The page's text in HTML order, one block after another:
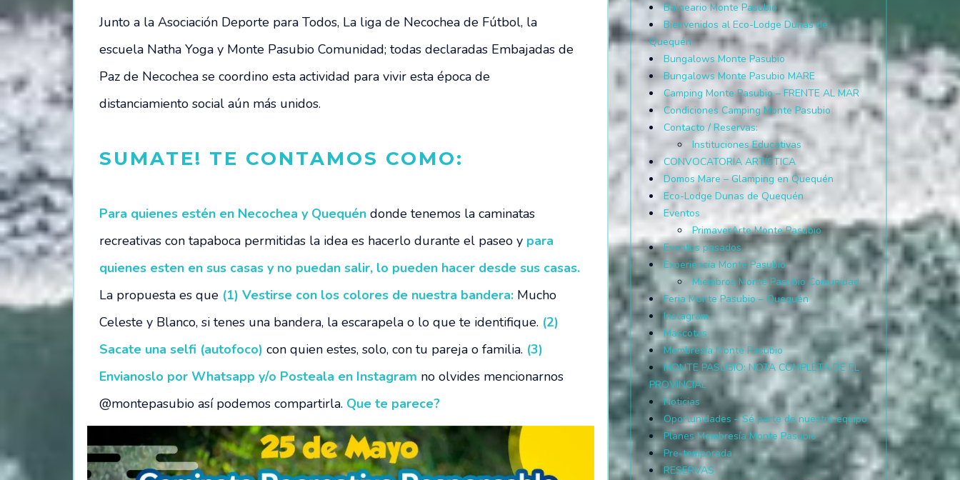
Junto a la Asociación Deporte para Todos, La liga de Necochea de Fútbol, la
escuela Natha Yoga y Monte Pasubio Comunidad; todas declaradas Embajadas de
Paz de Necochea se coordino esta actividad para vivir esta época de
distanciamiento social aún más unidos.
SUMATE! TE CONTAMOS COMO:
Para quienes estén en Necochea y Quequén donde tenemos la caminatas
recreativas con tapaboca permitidas la idea es hacerlo durante el paseo y para
quienes esten en sus casas y no puedan salir, lo pueden hacer desde sus casas.
La propuesta es que (1) Vestirse con los colores de nuestra bandera: Mucho
Celeste y Blanco, si tenes una bandera, la escarapela o lo que te identifique. (2)
Sacate una selfi (autofoco) con quien estes, solo, con tu pareja o familia. (3)
Envianoslo por Whatsapp y/o Posteala en Instagram no olvides mencionarnos
@montepasubio así podemos compartirla. Que te parece?
Balneario Monte Pasubio
Bienvenidos al Eco-Lodge Dunas de
Quequén
Bungalows Monte Pasubio
Bungalows Monte Pasubio MARE
Camping Monte Pasubio – FRENTE AL MAR
Condiciones Camping Monte Pasubio
Contacto / Reservas:
Instituciones Educativas
CONVOCATORIA ARTÍSTICA
Domos Mare – Glamping en Quequén
Eco-Lodge Dunas de Quequén
Eventos
PrimaverArte Monte Pasubio
Eventos pasados
Experiencia Monte Pasubio
Miembros Monte Pasubio Comunidad
Feria Monte Pasubio – Quequén
Instagram
Mascotas
Membresía Monte Pasubio
MONTE PASUBIO: NOTA COMPLETA DE EL
PROVINCIAL
Noticias
Oportunidades – Sé parte de nuestro equipo
Planes Membresía Monte Pasubio
Pre-temporada
RESERVAS